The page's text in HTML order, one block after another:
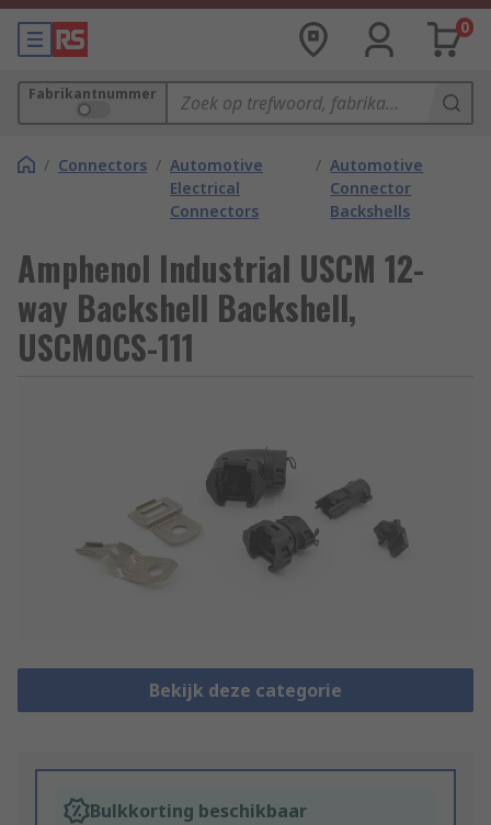
0
Fabrikantnummer
/ Connectors / Automotive
Electrical
Connectors
/ Automotive
Connector
Backshells
Amphenol Industrial USCM 12-
way Backshell Backshell,
USCM0CS-111
Bekijk deze categorie
Bulkkorting beschikbaar